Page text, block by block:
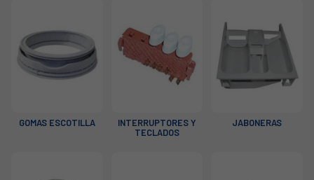
GOMAS ESCOTILLA
INTERRUPTORES Y
TECLADOS
JABONERAS